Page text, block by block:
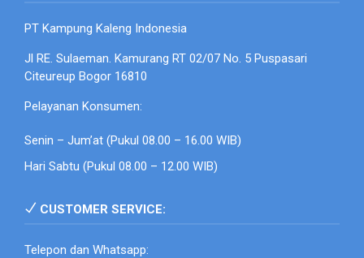
PT Kampung Kaleng Indonesia
Jl RE. Sulaeman. Kamurang RT 02/07 No. 5 Puspasari
Citeureup Bogor 16810
Pelayanan Konsumen:
Senin – Jum’at (Pukul 08.00 – 16.00 WIB)
Hari Sabtu (Pukul 08.00 – 12.00 WIB)
CUSTOMER SERVICE:
Telepon dan Whatsapp: